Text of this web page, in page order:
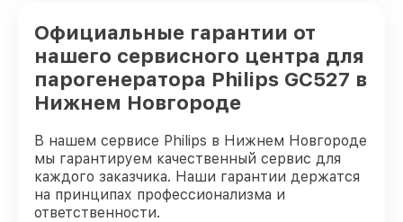
Официальные гарантии от
нашего сервисного центра для
парогенератора Philips GC527 в
Нижнем Новгороде
В нашем сервисе Philips в Нижнем Новгороде
мы гарантируем качественный сервис для
каждого заказчика. Наши гарантии держатся
на принципах профессионализма и
ответственности.